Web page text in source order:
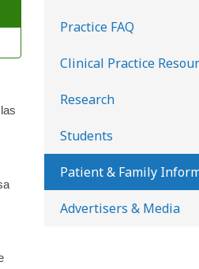
Practice FAQ
Clinical Practice
Research
Students
Patient & Family
Advertisers & Media